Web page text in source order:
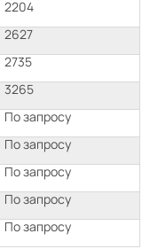
2204
2627
2735
3265
По запросу
По запросу
По запросу
По запросу
По запросу